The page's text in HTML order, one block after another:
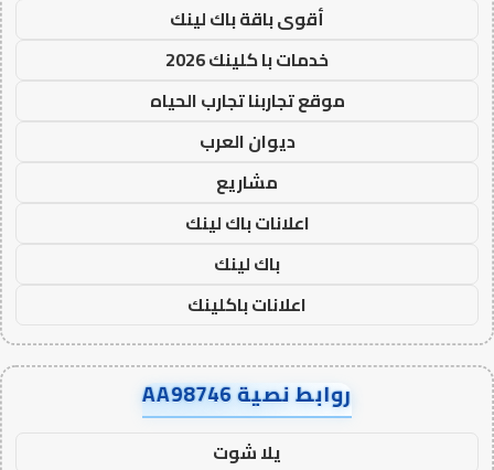
أقوى باقة باك لينك
خدمات با كلينك 2026
موقع تجاربنا تجارب الحياه
ديوان العرب
مشاريع
اعلانات باك لينك
باك لينك
اعلانات باكلينك
روابط نصية AA98746
يلا شوت